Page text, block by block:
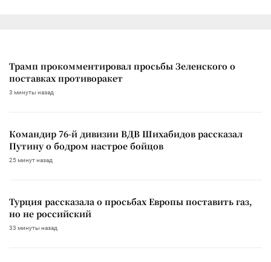
Трамп прокомментировал просьбы Зеленского о
поставках противоракет
3 минуты назад
Командир 76-й дивизии ВДВ Шихабидов рассказал
Путину о бодром настрое бойцов
25 минут назад
Турция рассказала о просьбах Европы поставить газ,
но не российский
33 минуты назад